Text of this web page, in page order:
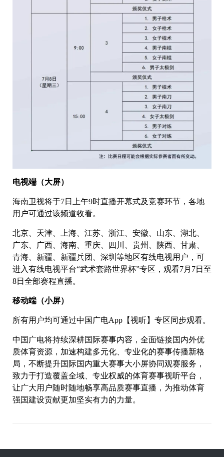
电视端（大屏）
海南卫视将于7日上午9时直播开幕式及竞赛环节，各地
用户可通过该频道收看。
北京、天津、上海、江苏、浙江、安徽、山东、湖北、
广东、广西、海南、重庆、四川、贵州、陕西、甘肃、
青海、新疆、新疆兵团、深圳等地区有线电视用户，可
进入有线电视平台“武术套路世界杯”专区，观看7月7日至
8日全部赛程直播。
移动端（小屏）
所有用户均可通过中国广电App【视听】专区同步观看。
中国广电将持续深耕国际赛事内容，全面链接国内外优
质体育资源，加速构建多元化、专业化的赛事传播新格
局，不断提升国际国内重大赛事大小屏协同观赛服务，
致力于打造覆盖全域、专业权威的体育赛事视听平台，
让广大用户随时随地畅享高品质赛事直播，为推动体育
强国建设贡献更加坚实有力的力量。